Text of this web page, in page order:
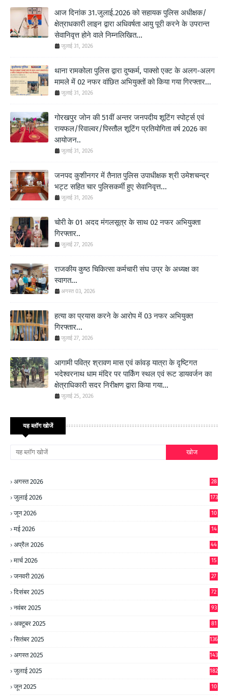
आज दिनांक 31.जुलाई.2026 को सहायक पुलिस अधीक्षक/
क्षेत्राधकारी लाइन द्वारा अधिवर्षता आयु पूरी करने के उपरान्त
सेवानिवृत्त होने वाले निम्नलिखित...
जुलाई 31, 2026
थाना रामकोला पुलिस द्वारा दुष्कर्म, पाक्सो एक्ट के अलग-अलग
मामले में 02 नफर वांछित अभियुक्तों को किया गया गिरफ्तार...
जुलाई 31, 2026
गोरखपुर जोन की 51वीं अन्तर जनपदीय शूटिंग स्पोर्ट्स एवं
रायफल/रिवाल्वर/पिस्तौल शूटिंग प्रतियोगिता वर्ष 2026 का
आयोजन..
जुलाई 31, 2026
जनपद कुशीनगर में तैनात पुलिस उपाधीक्षक श्री उमेशचन्द्र
भट्ट सहित चार पुलिसकर्मी हुए सेवानिवृत्त...
जुलाई 31, 2026
चोरी के 01 अदद मंगलसूत्र के साथ 02 नफर अभियुक्ता
गिरफ्तार..
जुलाई 27, 2026
राजकीय कुष्ठ चिकित्सा कर्मचारी संघ उप्र के अध्यक्ष का
स्वागत...
अगस्त 03, 2026
हत्या का प्रयास करने के आरोप में 03 नफर अभियुक्त
गिरफ्तार...
जुलाई 27, 2026
आगामी पवित्र श्रावण मास एवं कांवड़ यात्रा के दृष्टिगत
भदेश्वरनाथ धाम मंदिर पर पार्किंग स्थल एवं रूट डायवर्जन का
क्षेत्राधिकारी सदर निरीक्षण द्वारा किया गया...
जुलाई 25, 2026
यह ब्लॉग खोजें
अगस्त 2026 28
जुलाई 2026 173
जून 2026
10
मई 2026
14
अप्रैल 2026 44
मार्च 2026 15
जनवरी 2026 27
दिसंबर 2025 72
नवंबर 2025 93
अक्टूबर 2025 81
सितंबर 2025 136
अगस्त 2025 143
जुलाई 2025 182
जून 2025
10